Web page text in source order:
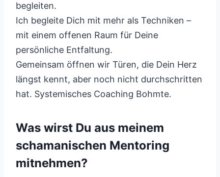
begleiten.
Ich begleite Dich mit mehr als Techniken –
mit einem offenen Raum für Deine
persönliche Entfaltung.
Gemeinsam öffnen wir Türen, die Dein Herz
längst kennt, aber noch nicht durchschritten
hat. Systemisches Coaching Bohmte.
Was wirst Du aus meinem
schamanischen Mentoring
mitnehmen?